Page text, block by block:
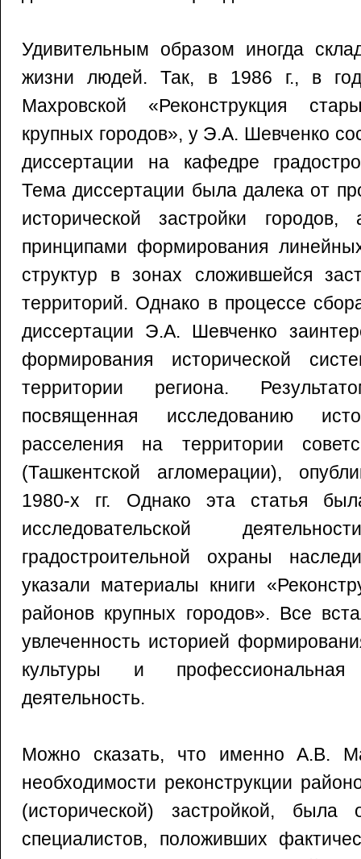
Удивительным образом иногда
жизни людей. Так, в 1986 г., в
Махровской «Реконструкция
крупных городов», у Э.А. Шевченко
диссертации на кафедре
Тема диссертации была далека от
исторической застройки
принципами формирования
структур в зонах сложившейся
территорий. Однако в процессе
диссертации Э.А. Шевченко
формирования исторической
территории региона.
посвященная исследованию
расселения на территории
(Ташкентской агломерации),
1980-х гг. Однако эта статья
исследовательской
градостроительной охраны
указали материалы книги
районов крупных городов». Все
увлеченность историей
культуры и профессиональная
деятельность.
Можно сказать, что именно А.В.
необходимости реконструкции
(исторической) застройкой,
специалистов, положивших